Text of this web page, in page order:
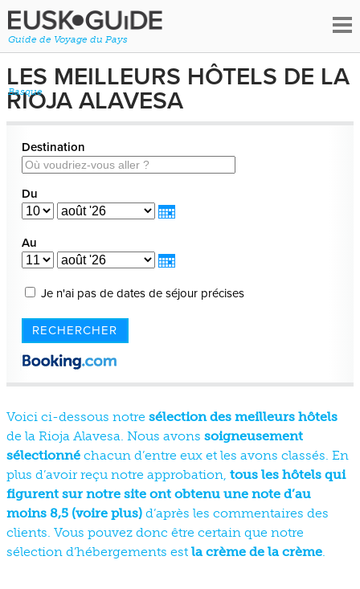
Guide de Voyage du Pays
Basque
LES MEILLEURS HÔTELS DE LA
RIOJA ALAVESA
Voici ci-dessous notre sélection des meilleurs hôtels
de la Rioja Alavesa. Nous avons soigneusement
sélectionné chacun d’entre eux et les avons classés. En
plus d’avoir reçu notre approbation, tous les hôtels qui
figurent sur notre site ont obtenu une note d’au
moins 8,5 (voire plus) d’après les commentaires des
clients. Vous pouvez donc être certain que notre
sélection d’hébergements est la crème de la crème.